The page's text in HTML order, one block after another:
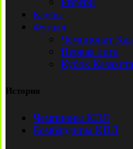
Клубы
Футзал
Чемпионат
Первая лига
Кубок
История
Чемпионы КПЛ
Бомбардиры КПЛ